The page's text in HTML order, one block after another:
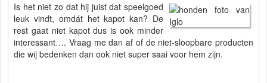
Is het niet zo dat hij juist dat speelgoed
leuk vindt, omdát het kapot kan? De
rest gaat niet kapot dus is ook minder
interessant…. Vraag me dan af of de niet-sloopbare producten
die wij bedenken dan ook niet super saai voor hem zijn.